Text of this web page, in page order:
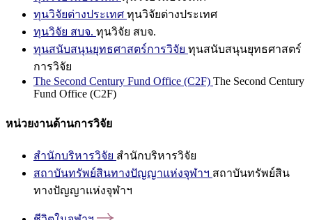
ทุนวิจัยต่างประเทศ ทุนวิจัยต่างประเทศ
ทุนวิจัย สบจ. ทุนวิจัย สบจ.
ทุนสนับสนุนยุทธศาสตร์การวิจัย ทุนสนับสนุนยุทธศาสตร์
การวิจัย
The Second Century Fund Office (C2F) The Second Century
Fund Office (C2F)
หน่วยงานด้านการวิจัย
สำนักบริหารวิจัย สำนักบริหารวิจัย
สถาบันทรัพย์สินทางปัญญาแห่งจุฬาฯ สถาบันทรัพย์สิน
ทางปัญญาแห่งจุฬาฯ